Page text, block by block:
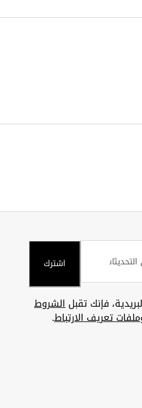
اشترك
فإنك تقبلالشروط
تعريف الارتباط.